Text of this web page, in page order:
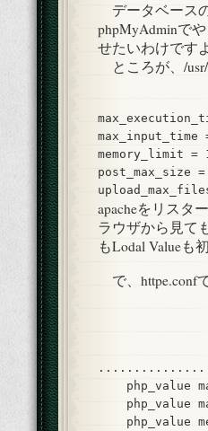
データベース
phpMyAdminで
せたいわけです
ところが、/
max_input_time
memory_limit =
post_max_size =
apacheをリスタ
ラウザから見て
もLodal Valueも
で、httpe.confで
php_value
php_value
php_value